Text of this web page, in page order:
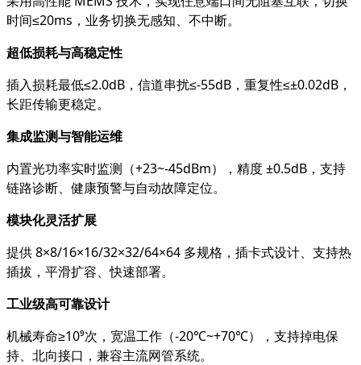
时间≤20ms，业务切换无感知、不中断。
超低损耗与高稳定性
插入损耗最低≤2.0dB，信道串扰≤-55dB，重复性≤±0.02dB，
长距传输更稳定。
集成监测与智能运维
内置光功率实时监测（+23~-45dBm），精度 ±0.5dB，支持
链路诊断、健康预警与自动故障定位。
模块化灵活扩展
提供 8×8/16×16/32×32/64×64 多规格，插卡式设计、支持热
插拔，平滑扩容、快速部署。
工业级高可靠设计
机械寿命≥10⁹次，宽温工作（-20℃~+70℃），支持掉电保
持、北向接口，兼容主流网管系统。